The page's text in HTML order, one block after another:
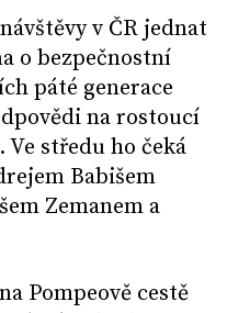
v ČR jednat
o bezpečnostní
páté generace
na rostoucí
Ve středu ho čeká
Babišem
Zemanem a
Pompeově cestě